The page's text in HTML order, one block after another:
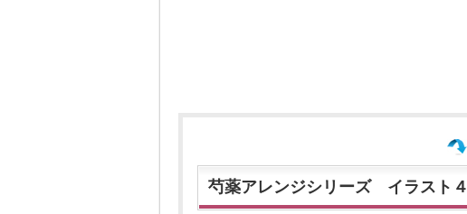
芍薬アレンジシリーズ イラスト４